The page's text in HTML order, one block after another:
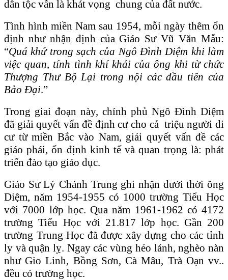
dân tộc vẫn là khát vọng chung của đất nước.
Tình hình miền Nam sau 1954, mỗi ngày thêm ổn
định như nhận định của Giáo Sư Vũ Văn Mẫu:
“Quá khứ trong sạch của Ngô Đình Diệm khi làm
việc quan, tính tình khí khái của ông khi từ chức
Thượng Thư Bộ Lại trong nội các đầu tiên của
Bảo Đại.”
Trong giai đoạn này, chính phủ Ngô Đình Diệm
đã giải quyết vấn đề định cư cho cả triệu người di
cư từ miền Bắc vào Nam, giải quyết vấn đề các
giáo phái, ổn định kinh tế và quan trọng là: phát
triển đào tạo giáo dục.
Giáo Sư Lý Chánh Trung ghi nhận dưới thời ông
Diệm, năm 1954-1955 có 1000 trường Tiểu Học
với 7000 lớp học. Qua năm 1961-1962 có 4172
trường Tiểu Học với 21.817 lớp học. Gần 200
trường Trung Học đã được xây dựng cho các tỉnh
ly và quận lỵ. Ngay các vùng hẻo lánh, nghèo nàn
như Gio Linh, Bồng Sơn, Cà Mâu, Trà Oạn vv..
đều có trường học.